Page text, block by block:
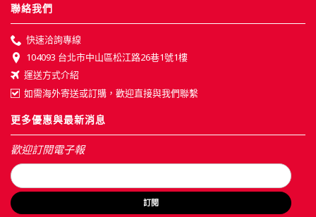
聯絡我們
快速洽詢專線
104093 台北市中山區松江路26巷1號1樓
運送方式介紹
如需海外寄送或訂購，歡迎直接與我們聯繫
更多優惠與最新消息
歡迎訂閱電子報
訂閱